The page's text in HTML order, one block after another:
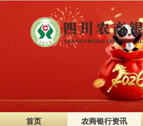
首页 农商银行资讯